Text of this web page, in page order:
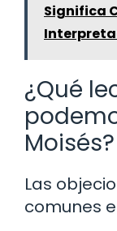
Significa
¿Qué
Moisés?
Las
comunes